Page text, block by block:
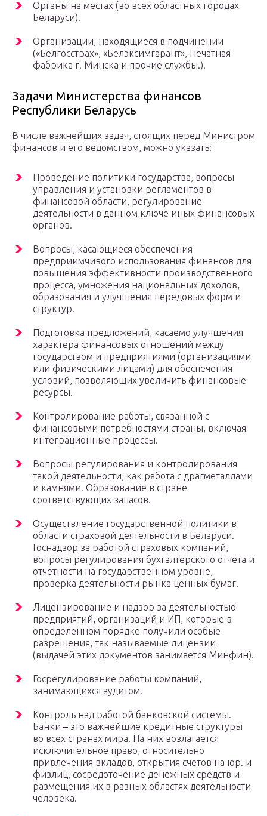
Органы на местах (во всех областных городах
Беларуси).
Организации, находящиеся в подчинении
(«Белгосстрах», «Белэксимгарант», Печатная
фабрика г. Минска и прочие службы.).
Задачи Министерства финансов
Республики Беларусь
В числе важнейших задач, стоящих перед Министром
финансов и его ведомством, можно указать:
Проведение политики государства, вопросы
управления и установки регламентов в
финансовой области, регулирование
деятельности в данном ключе иных финансовых
органов.
Вопросы, касающиеся обеспечения
предприимчивого использования финансов для
повышения эффективности производственного
процесса, умножения национальных доходов,
образования и улучшения передовых форм и
структур.
Подготовка предложений, касаемо улучшения
характера финансовых отношений между
государством и предприятиями (организациями
или физическими лицами) для обеспечения
условий, позволяющих увеличить финансовые
ресурсы.
Контролирование работы, связанной с
финансовыми потребностями страны, включая
интеграционные процессы.
Вопросы регулирования и контролирования
такой деятельности, как работа с драгметаллами
и камнями. Образование в стране
соответствующих запасов.
Осуществление государственной политики в
области страховой деятельности в Беларуси.
Госнадзор за работой страховых компаний,
вопросы регулирования бухгалтерского отчета и
отчетности на государственном уровне,
проверка деятельности рынка ценных бумаг.
Лицензирование и надзор за деятельностью
предприятий, организаций и ИП, которые в
определенном порядке получили особые
разрешения, так называемые лицензии
(выдачей этих документов занимается Минфин).
Госрегулирование работы компаний,
занимающихся аудитом.
Контроль над работой банковской системы.
Банки – это важнейшие кредитные структуры
во всех странах мира. На них возлагается
исключительное право, относительно
привлечения вкладов, открытия счетов на юр. и
физлиц, сосредоточение денежных средств и
размещения их в разных областях деятельности
человека.